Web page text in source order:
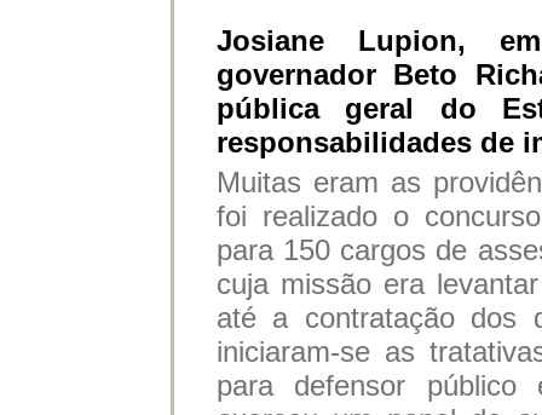
Josiane Lupion,
governador Beto
pública geral do
responsabilidades de
Muitas eram as
foi realizado o
para 150 cargos de
cuja missão era
até a contratação dos
iniciaram-se as
para defensor